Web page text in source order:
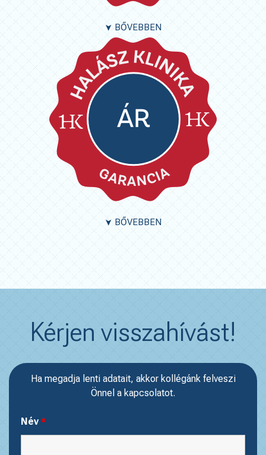
➤ BŐVEBBEN
➤ BŐVEBBEN
Kérjen visszahívást!
Ha megadja lenti adatait, akkor kollégánk felveszi
Önnel a kapcsolatot.
Név *